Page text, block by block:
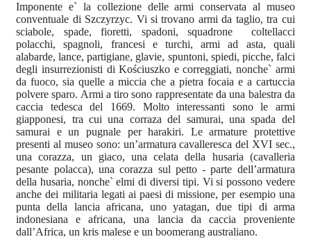
Imponente e` la collezione delle armi conservata al museo
conventuale di Szczyrzyc. Vi si trovano armi da taglio, tra cui
sciabole, spade, fioretti, spadoni, squadrone coltellacci
polacchi, spagnoli, francesi e turchi, armi ad asta, quali
alabarde, lance, partigiane, glavie, spuntoni, spiedi, picche, falci
degli insurrezionisti di Kościuszko e correggiati, nonche` armi
da fuoco, sia quelle a miccia che a pietra focaia e a cartuccia
polvere sparo. Armi a tiro sono rappresentate da una balestra da
caccia tedesca del 1669. Molto interessanti sono le armi
giapponesi, tra cui una corraza del samurai, una spada del
samurai e un pugnale per harakiri. Le armature protettive
presenti al museo sono: un’armatura cavalleresca del XVI sec.,
una corazza, un giaco, una celata della husaria (cavalleria
pesante polacca), una corazza sul petto - parte dell’armatura
della husaria, nonche` elmi di diversi tipi. Vi si possono vedere
anche dei militaria legati ai paesi di missione, per esempio una
punta della lancia africana, uno yatagan, due tipi di arma
indonesiana e africana, una lancia da caccia proveniente
dall’Africa, un kris malese e un boomerang australiano.